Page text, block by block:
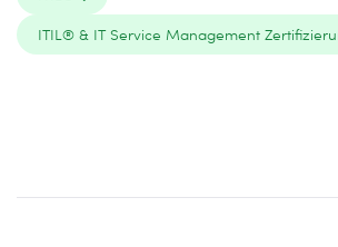
ITIL® & IT Service Management